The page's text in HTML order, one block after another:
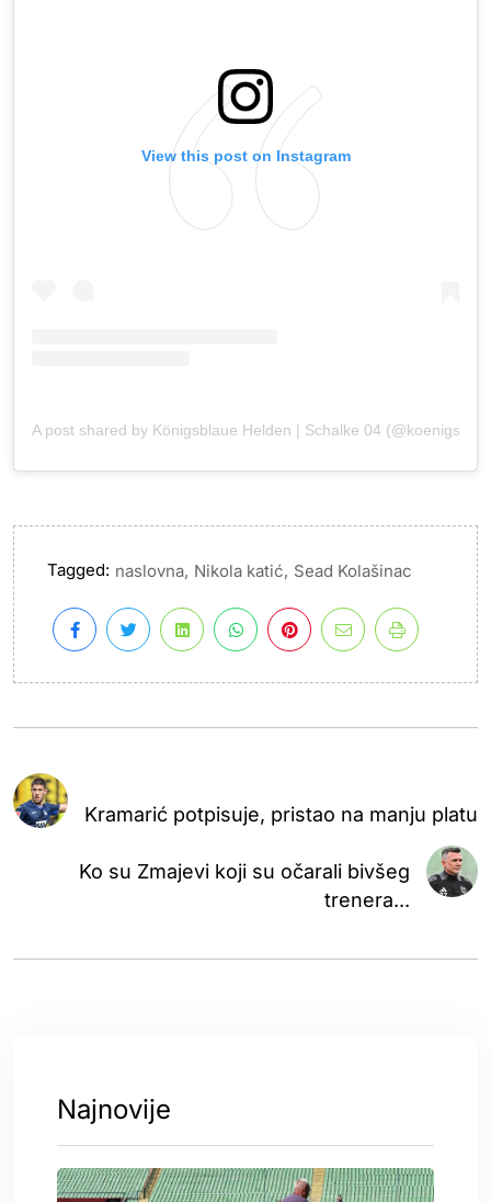
View this post on Instagram
A post shared by Königsblaue Helden | Schalke 04
Tagged: naslovna, Nikola katić, Sead Kolašinac
Kramarić potpisuje, pristao na manju platu
Ko su Zmajevi koji su očarali bivšeg
trenera...
Najnovije